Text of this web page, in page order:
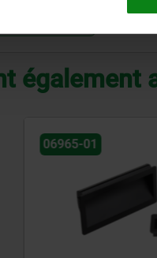
également
06965-02